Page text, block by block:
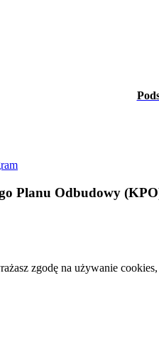
Planu Odbudowy
zgodę na używanie